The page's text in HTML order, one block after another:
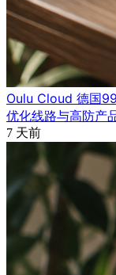
Oulu Cloud 德国
优化线路与高防产
7 天前